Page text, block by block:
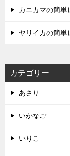
カニカマの簡単
ヤリイカの簡単
カテゴリー
あさり
いかなご
いりこ